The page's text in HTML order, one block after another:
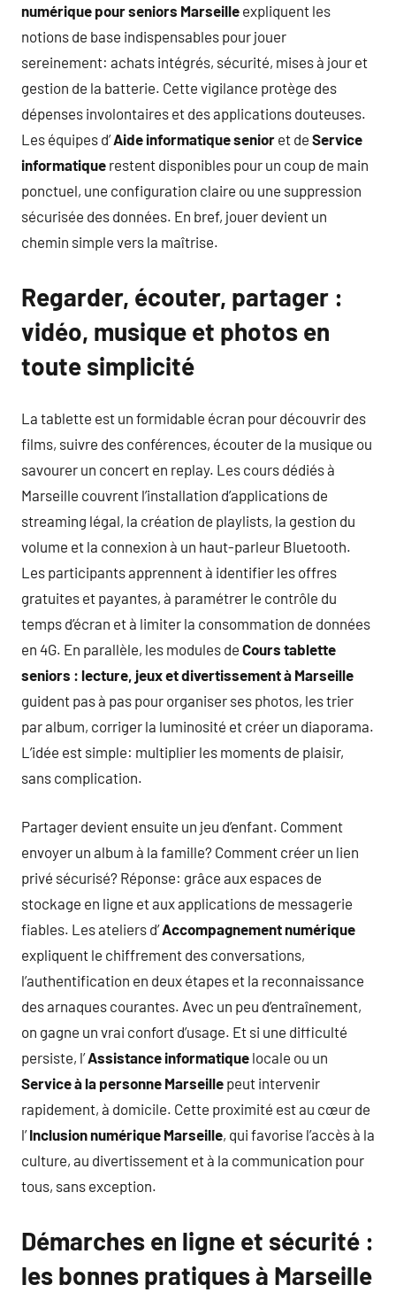
numérique pour seniors Marseille expliquent les
notions de base indispensables pour jouer
sereinement: achats intégrés, sécurité, mises à jour et
gestion de la batterie. Cette vigilance protège des
dépenses involontaires et des applications douteuses.
Les équipes d’Aide informatique senior et de Service
informatique restent disponibles pour un coup de main
ponctuel, une configuration claire ou une suppression
sécurisée des données. En bref, jouer devient un
chemin simple vers la maîtrise.
Regarder, écouter, partager :
vidéo, musique et photos en
toute simplicité
La tablette est un formidable écran pour découvrir des
films, suivre des conférences, écouter de la musique ou
savourer un concert en replay. Les cours dédiés à
Marseille couvrent l’installation d’applications de
streaming légal, la création de playlists, la gestion du
volume et la connexion à un haut-parleur Bluetooth.
Les participants apprennent à identifier les offres
gratuites et payantes, à paramétrer le contrôle du
temps d’écran et à limiter la consommation de données
en 4G. En parallèle, les modules de Cours tablette
seniors : lecture, jeux et divertissement à Marseille
guident pas à pas pour organiser ses photos, les trier
par album, corriger la luminosité et créer un diaporama.
L’idée est simple: multiplier les moments de plaisir,
sans complication.
Partager devient ensuite un jeu d’enfant. Comment
envoyer un album à la famille? Comment créer un lien
privé sécurisé? Réponse: grâce aux espaces de
stockage en ligne et aux applications de messagerie
fiables. Les ateliers d’Accompagnement numérique
expliquent le chiffrement des conversations,
l’authentification en deux étapes et la reconnaissance
des arnaques courantes. Avec un peu d’entraînement,
on gagne un vrai confort d’usage. Et si une difficulté
persiste, l’Assistance informatique locale ou un
Service à la personne Marseille peut intervenir
rapidement, à domicile. Cette proximité est au cœur de
l’Inclusion numérique Marseille, qui favorise l’accès à la
culture, au divertissement et à la communication pour
tous, sans exception.
Démarches en ligne et sécurité :
les bonnes pratiques à Marseille